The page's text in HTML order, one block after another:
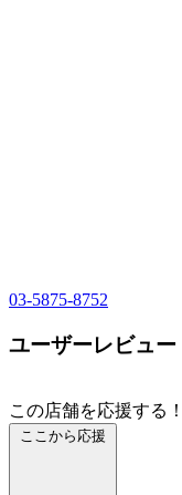
03-5875-8752
ユーザーレビュー
この店舗を応援する！
ここから応援